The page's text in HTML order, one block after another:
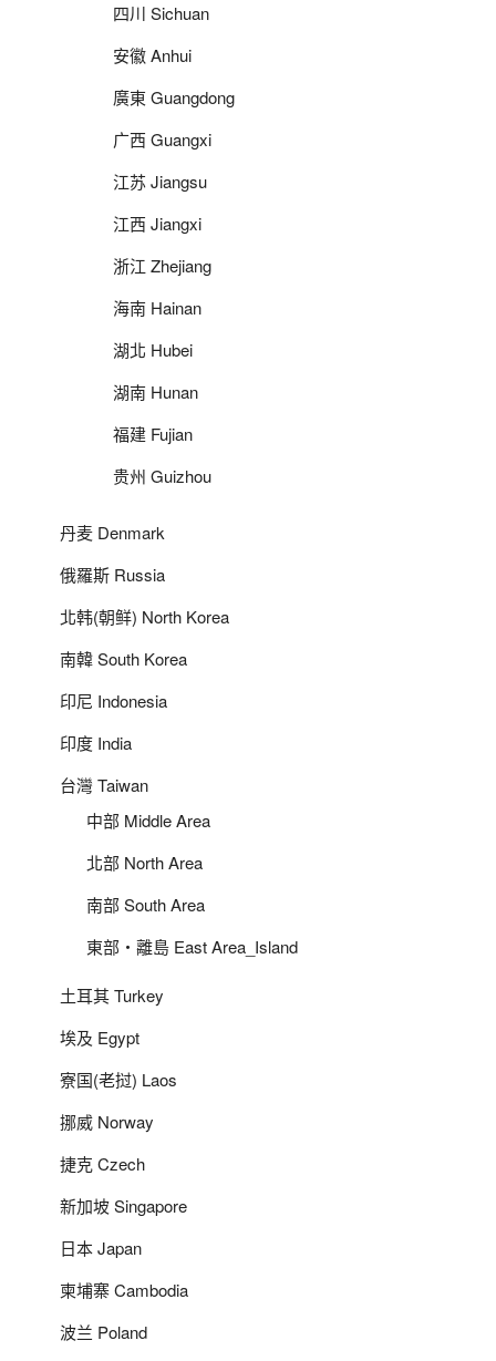
四川 Sichuan
安徽 Anhui
廣東 Guangdong
广西 Guangxi
江苏 Jiangsu
江西 Jiangxi
浙江 Zhejiang
海南 Hainan
湖北 Hubei
湖南 Hunan
福建 Fujian
贵州 Guizhou
丹麦 Denmark
俄羅斯 Russia
北韩(朝鲜) North Korea
南韓 South Korea
印尼 Indonesia
印度 India
台灣 Taiwan
中部 Middle Area
北部 North Area
南部 South Area
東部‧離島 East Area_Island
土耳其 Turkey
埃及 Egypt
寮国(老挝) Laos
挪威 Norway
捷克 Czech
新加坡 Singapore
日本 Japan
柬埔寨 Cambodia
波兰 Poland